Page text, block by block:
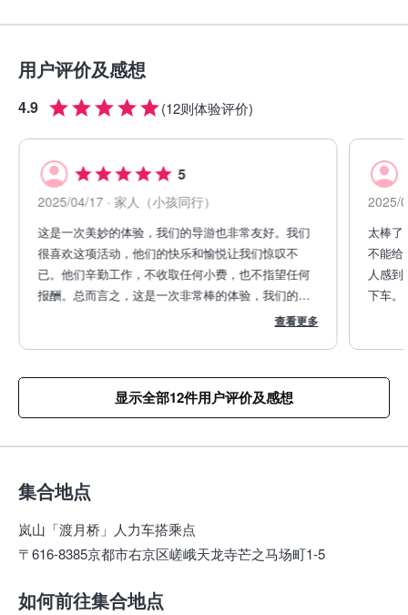
用户评价及感想
4.9 (12则体验评价)
5
2025/04/17 · 家人（小孩同行）
这是一次美妙的体验，我们的导游也非常友好。我们
很喜欢这项活动，他们的快乐和愉悦让我们惊叹不
已。他们辛勤工作，不收取任何小费，也不指望任何
报酬。总而言之，这是一次非常棒的体验，我们的导
游拍了一些很棒的照片，让我们永远铭记在心……查看更多
2025/
太棒了
不能给
人感
下车。
显示全部12件用户评价及感想
集合地点
岚山「渡月桥」人力车搭乘点
〒616-8385京都市右京区嵯峨天龙寺芒之马场町1-5
如何前往集合地点